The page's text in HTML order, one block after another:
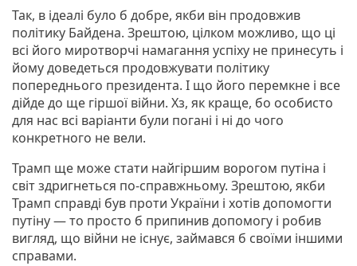
Так, в ідеалі було б добре, якби він продовжив
політику Байдена. Зрештою, цілком можливо, що ці
всі його миротворчі намагання успіху не принесуть і
йому доведеться продовжувати політику
попереднього президента. І що його перемкне і все
дійде до ще гіршої війни. Хз, як краще, бо особисто
для нас всі варіанти були погані і ні до чого
конкретного не вели.
Трамп ще може стати найгіршим ворогом путіна і
світ здригнеться по-справжньому. Зрештою, якби
Трамп справді був проти України і хотів допомогти
путіну — то просто б припинив допомогу і робив
вигляд, що війни не існує, займався б своїми іншими
справами.